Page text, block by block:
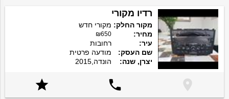
רדיו מקורי
מקור החלק: מקורי חדש
מחיר:
₪650
עיר:
רחובות
שם העסק:
מודעה פרטית
יצרן, שנה:
הונדה,2015


